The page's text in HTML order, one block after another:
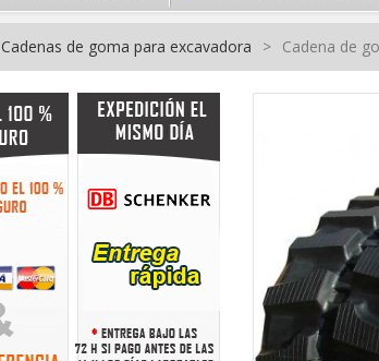
Cadenas de goma para excavadora > Cadena de